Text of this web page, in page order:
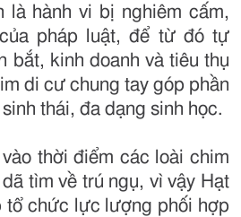
là hành vi bị nghiêm cấm,
pháp luật, để từ đó tự
bắt, kinh doanh và tiêu thụ
di cư chung tay góp phần
thái, đa dạng sinh học.
thời điểm các loài chim
tìm về trú ngụ, vì vậy Hạt
tổ chức lực lượng phối hợp